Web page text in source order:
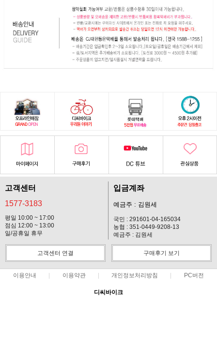
고객센터
1577-3183
평일 10:00 ~ 17:00
점심 12:00 ~ 13:00
일/공휴일 휴무
입금계좌
예금주 : 김원세
국민 : 291601-04-165034
농협 : 351-0449-9208-13
예금주 : 김원세
고객센터 연결 구매후기 보기
이용안내 이용약관 개인정보처리방침 PC버전
디씨바이크